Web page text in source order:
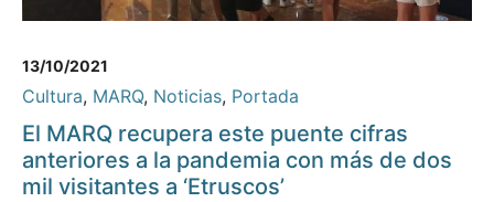
13/10/2021
Cultura, MARQ, Noticias, Portada
El MARQ recupera este puente cifras
anteriores a la pandemia con más de dos
mil visitantes a ‘Etruscos’